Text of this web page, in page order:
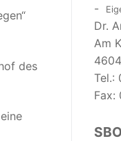
des
-
Dr.
Am
Tel.:
Fax:
SBO